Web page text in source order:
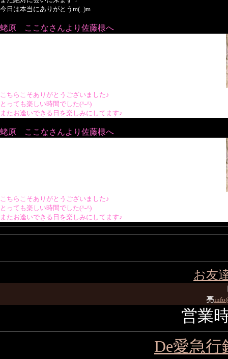
今日は本当にありがとうm(_)m
蛯原 ここなさんより佐藤様へ
こちらこそありがとうございました♪
とっても楽しい時間でした(^-^)
またお逢いできる日を楽しみにしてます♪
蛯原 ここなさんより佐藤様へ
こちらこそありがとうございました♪
とっても楽しい時間でした(^-^)
またお逢いできる日を楽しみにしてます♪
お友
亮
営業
De愛急行